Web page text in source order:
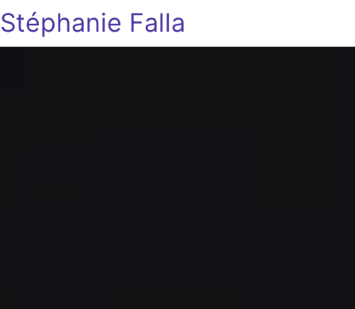
Stéphanie Falla